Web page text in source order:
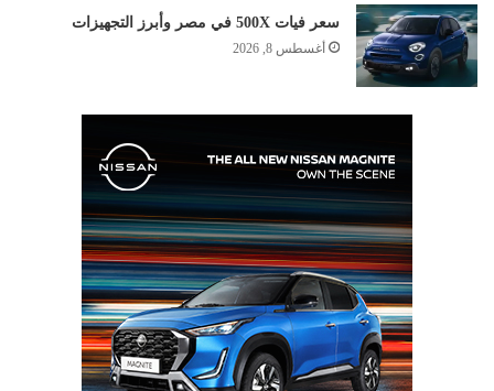
سعر فيات 500X في مصر وأبرز التجهيزات
أغسطس 8, 2026